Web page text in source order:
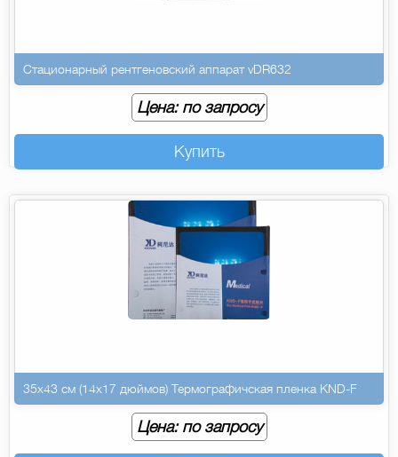
Стационарный рентгеновский аппарат vDR632
Цена: по запросу
Купить
35х43 см (14х17 дюймов) Термографичская пленка KND-F
Цена: по запросу